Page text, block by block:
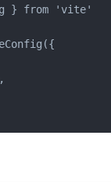
} from 'vite'